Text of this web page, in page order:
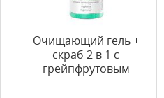
Очищающий гель +
скраб 2 в 1 с
грейпфрутовым